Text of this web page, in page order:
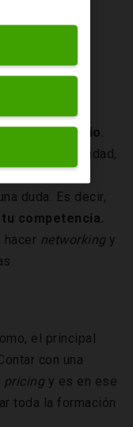
través de
distinto que
y prestigio.
a tu comunidad,
al que los
duda. Es decir,
competencia.
hacer networkingy
el principal
con una
pricingy es en ese
toda la formación